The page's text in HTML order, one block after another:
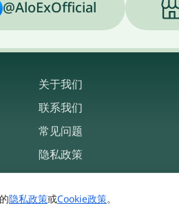
@AloExOfficial
关于我们
联系我们
常见问题
隐私政策
使用条款
隐私政策或Cookie政策。